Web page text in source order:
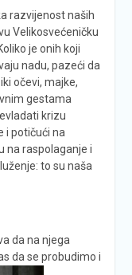
razvijenost naših
Velikosvećeničku
je onih koji
nadu, pazeći da
očevi, majke,
gestama
krizu
i potičući na
na raspolaganje i
to su naša
da na njega
da se probudimo i